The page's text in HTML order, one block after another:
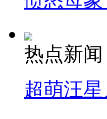
热点新闻
超萌汪